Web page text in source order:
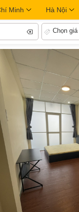
Minh Hà Nội
Chọn giá